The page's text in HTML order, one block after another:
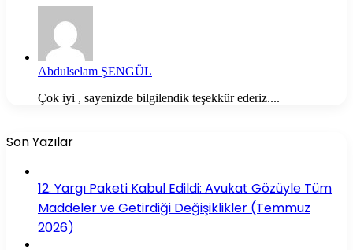
Abdulselam ŞENGÜL
Çok iyi , sayenizde bilgilendik teşekkür ederiz....
Son Yazılar
12. Yargı Paketi Kabul Edildi: Avukat Gözüyle Tüm
Maddeler ve Getirdiği Değişiklikler (Temmuz
2026)